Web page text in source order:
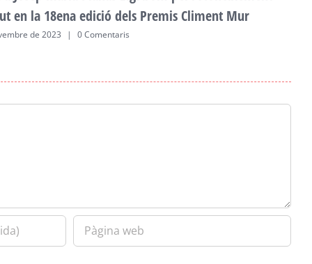
en la 18ena edició dels Premis Climent Mur
de 2023 | 0 Comentaris